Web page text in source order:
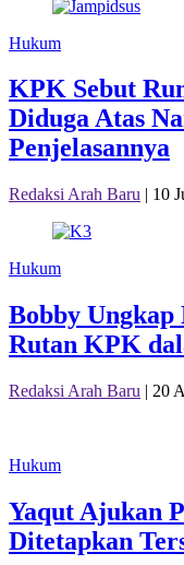
Hukum
KPK Sebut
Diduga Atas
Penjelasannya
Redaksi Arah Baru | 10
Hukum
Bobby
Rutan KPK
Redaksi Arah Baru | 20
Hukum
Yaqut Ajukan
Ditetapkan